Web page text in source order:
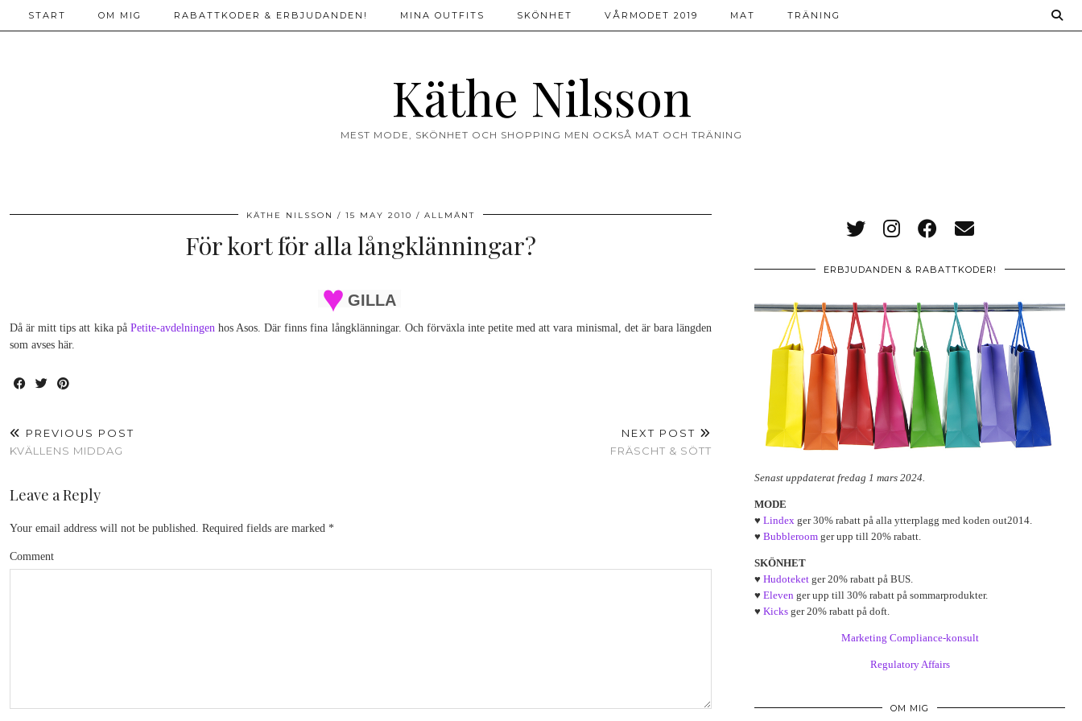
Käthe Nilsson
MEST MODE, SKÖNHET OCH SHOPPING MEN OCKSÅ MAT OCH TRÄNING
START OM MIG RABATTKODER & ERBJUDANDEN! MINA OUTFITS SKÖNHET VÅRMODET 2019 MAT TRÄNING
KÄTHE NILSSON 15 MAY 2010 ALLMÄNT
För kort för alla långklänningar?
GILLA
Då är mitt tips att kika på Petite-avdelningenhos Asos. Där finns fina långklänningar. Och förväxla inte petite med att vara minismal, det är bara längden
som avses här.
PREVIOUS POST
KVÄLLENS MIDDAG
NEXT POST
FRÄSCHT & SÖTT
Leave a Reply
Your email address will not be published. Required fields are marked *
Comment
ERBJUDANDEN & RABATTKODER!
Senast uppdaterat fredag 1 mars 2024.
MODE
♥ Lindex ger 30% rabatt på alla ytterplagg med koden out2014.
♥ Bubbleroom ger upp till 20% rabatt.
SKÖNHET
♥ Hudoteket ger 20% rabatt på BUS.
♥ Eleven ger upp till 30% rabatt på sommarprodukter.
♥ Kicks ger 20% rabatt på doft.
Marketing Compliance-konsult
Regulatory Affairs
OM MIG